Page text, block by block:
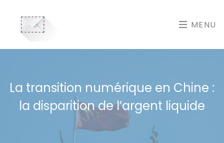
MENU
La transition numérique en Chine :
la disparition de l’argent liquide